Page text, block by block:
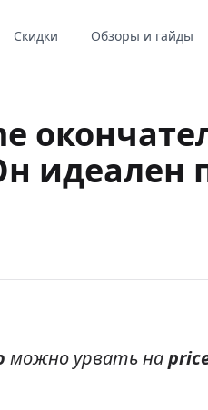
Скидки Обзоры и гайды
идеален
можно урвать на